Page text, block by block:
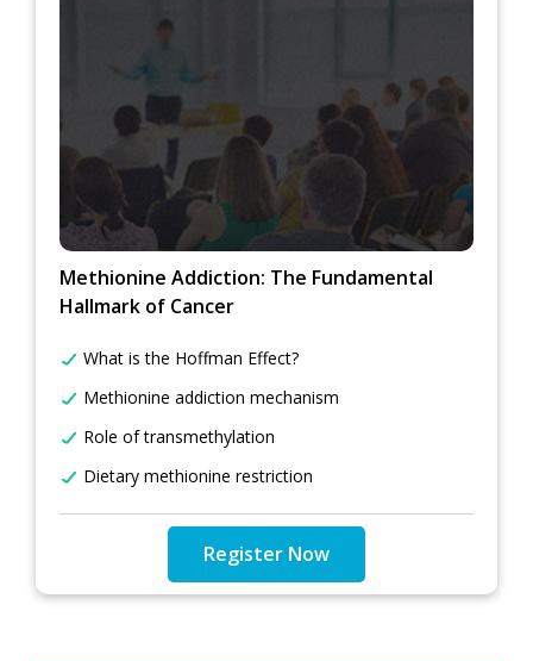
Methionine Addiction: The Fundamental
Hallmark of Cancer
What is the Hoffman Effect?
Methionine addiction mechanism
Role of transmethylation
Dietary methionine restriction
Register Now